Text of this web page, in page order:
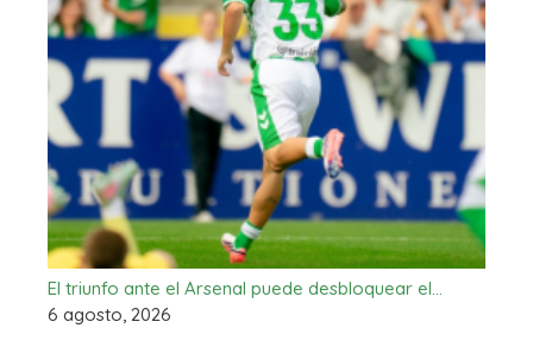
El triunfo ante el Arsenal puede desbloquear el…
6 agosto, 2026